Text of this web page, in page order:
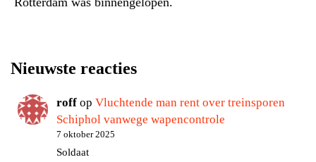
Nieuwste reacties
roff opVluchtende man rent over treinsporen
Schiphol vanwege wapencontrole
7 oktober 2025
Soldaat